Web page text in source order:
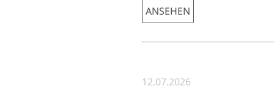
ANSEHEN
12.07.2026